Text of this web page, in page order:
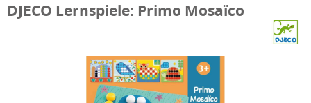
DJECO Lernspiele: Primo Mosaïco